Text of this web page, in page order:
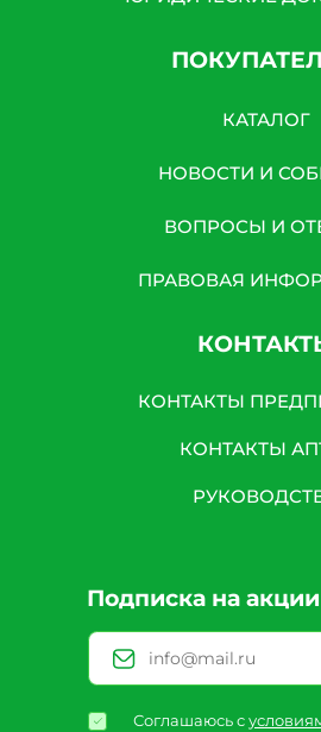
КАТАЛОГ
НОВОСТИ И
ВОПРОСЫ И
ПРАВОВАЯ
КОНТАКТЫ
КОНТАКТЫ
Подписка на
Соглашаюсь с